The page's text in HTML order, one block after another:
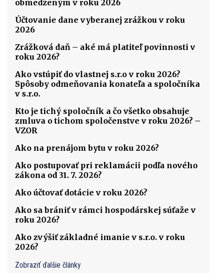
obmedzeným v roku 2026
Účtovanie dane vyberanej zrážkou v roku
2026
Zrážková daň – aké má platiteľ povinnosti v
roku 2026?
Ako vstúpiť do vlastnej s.r.o v roku 2026?
Spôsoby odmeňovania konateľa a spoločníka
v s.r.o.
Kto je tichý spoločník a čo všetko obsahuje
zmluva o tichom spoločenstve v roku 2026? –
VZOR
Ako na prenájom bytu v roku 2026?
Ako postupovať pri reklamácii podľa nového
zákona od 31. 7. 2026?
Ako účtovať dotácie v roku 2026?
Ako sa brániť v rámci hospodárskej súťaže v
roku 2026?
Ako zvýšiť základné imanie v s.r.o. v roku
2026?
Zobraziť ďalšie články